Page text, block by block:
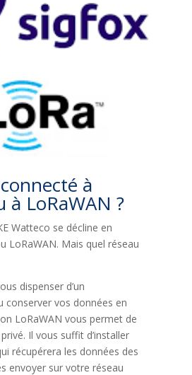
à
à LoRaWAN ?
Watteco se décline en
LoRaWAN. Mais quel réseau
dispenser d’un
conserver vos données en
LoRaWAN vous permet de
Il vous suffit d’installer
récupérera les données des
envoyer sur votre réseau